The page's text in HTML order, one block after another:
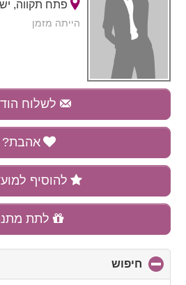
פתח תקווה,
הייתה מזמן
לשלוח
אהבת?
להוסיף
לתת
חיפוש
to